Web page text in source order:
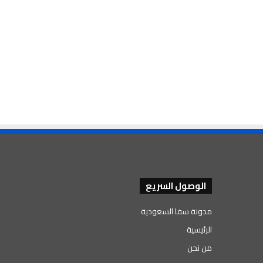
الوصول السريع
مدونة سفا السعودية
الرئيسية
من نحن